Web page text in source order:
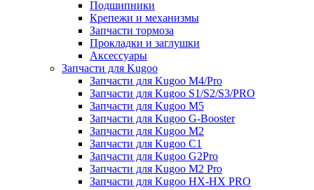
Подшипники
Крепежи и механизмы
Запчасти тормоза
Прокладки и заглушки
Аксессуары
Запчасти для Kugoo
Запчасти для Kugoo M4/Pro
Запчасти для Kugoo S1/S2/S3/PRO
Запчасти для Kugoo M5
Запчасти для Kugoo G-Booster
Запчасти для Kugoo M2
Запчасти для Kugoo C1
Запчасти для Kugoo G2Pro
Запчасти для Kugoo M2 Pro
Запчасти для Kugoo HX-HX PRO